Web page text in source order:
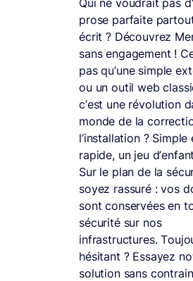
prose parfaite
écrit ? Découvrez
sans engagement !
pas qu’une simple
ou un outil web
c’est une révolution
monde de la
l’installation ? Simple
rapide, un jeu
Sur le plan de la
soyez rassuré : vos
sont conservées en
sécurité sur nos
infrastructures.
hésitant ? Essayez
solution sans